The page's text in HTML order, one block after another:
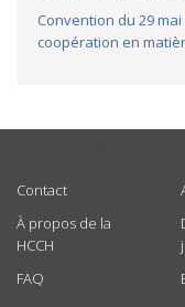
Convention du 29
coopération en
Contact
À propos de la
HCCH
FAQ